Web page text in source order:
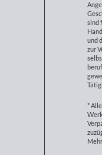
sind
und
zur
*